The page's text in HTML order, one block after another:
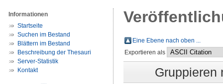
Informationen
Startseite
Suchen im Bestand
Blättern im Bestand
Beschreibung der Thesauri
Server-Statistik
Kontakt
Eine Ebene nach oben ...
Exportieren als
Gruppieren